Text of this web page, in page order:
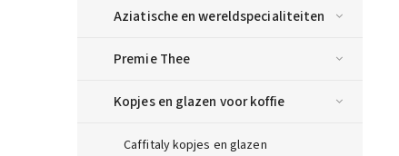
Aziatische en wereldspecialiteiten
Premie Thee
Kopjes en glazen voor koffie
Caffitaly kopjes en glazen